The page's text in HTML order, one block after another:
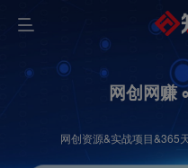
网创网赚
网创资源&实战项目&365